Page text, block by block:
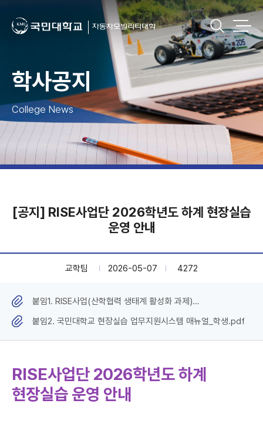
학사공지
College News
[공지] RISE사업단 2026학년도 하계 현장실습
운영 안내
교학팀 2026-05-07 4272
붙임1. RISE사업(산학협력 생태계 활성화 과제)
참여학사조직.pdf
붙임2. 국민대학교 현장실습 업무지원시스템 매뉴얼_학생.pdf
RISE사업단 2026학년도 하계
현장실습 운영 안내